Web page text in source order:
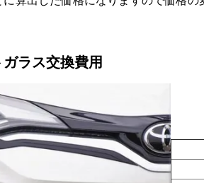
輸入OEMガラス
ラス交換費用